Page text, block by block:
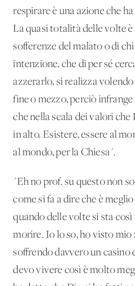
respirare è una azione che
La quasi totalità delle volte
sofferenze del malato o di
intenzione, che di per sé
azzerarlo, si realizza
fine o mezzo, perciò
che nella scala dei valori che
in alto. Esistere, essere al
al mondo, per la Chiesa".
"Eh no prof. su questo non
come si fa a dire che è
quando delle volte si sta
morire. Io lo so, ho visto mio
soffrendo davvero un casino
devo vivere così è molto